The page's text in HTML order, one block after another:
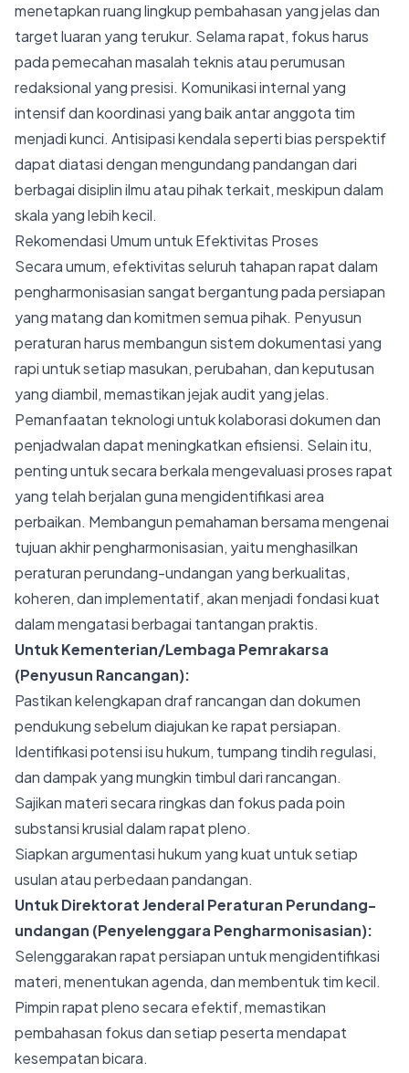
menetapkan ruang lingkup pembahasan yang jelas dan
target luaran yang terukur. Selama rapat, fokus harus
pada pemecahan masalah teknis atau perumusan
redaksional yang presisi. Komunikasi internal yang
intensif dan koordinasi yang baik antar anggota tim
menjadi kunci. Antisipasi kendala seperti bias perspektif
dapat diatasi dengan mengundang pandangan dari
berbagai disiplin ilmu atau pihak terkait, meskipun dalam
skala yang lebih kecil.
Rekomendasi Umum untuk Efektivitas Proses
Secara umum, efektivitas seluruh tahapan rapat dalam
pengharmonisasian sangat bergantung pada persiapan
yang matang dan komitmen semua pihak. Penyusun
peraturan harus membangun sistem dokumentasi yang
rapi untuk setiap masukan, perubahan, dan keputusan
yang diambil, memastikan jejak audit yang jelas.
Pemanfaatan teknologi untuk kolaborasi dokumen dan
penjadwalan dapat meningkatkan efisiensi. Selain itu,
penting untuk secara berkala mengevaluasi proses rapat
yang telah berjalan guna mengidentifikasi area
perbaikan. Membangun pemahaman bersama mengenai
tujuan akhir pengharmonisasian, yaitu menghasilkan
peraturan perundang-undangan yang berkualitas,
koheren, dan implementatif, akan menjadi fondasi kuat
dalam mengatasi berbagai tantangan praktis.
Untuk Kementerian/Lembaga Pemrakarsa
(Penyusun Rancangan):
Pastikan kelengkapan draf rancangan dan dokumen
pendukung sebelum diajukan ke rapat persiapan.
Identifikasi potensi isu hukum, tumpang tindih regulasi,
dan dampak yang mungkin timbul dari rancangan.
Sajikan materi secara ringkas dan fokus pada poin
substansi krusial dalam rapat pleno.
Siapkan argumentasi hukum yang kuat untuk setiap
usulan atau perbedaan pandangan.
Untuk Direktorat Jenderal Peraturan Perundang-
undangan (Penyelenggara Pengharmonisasian):
Selenggarakan rapat persiapan untuk mengidentifikasi
materi, menentukan agenda, dan membentuk tim kecil.
Pimpin rapat pleno secara efektif, memastikan
pembahasan fokus dan setiap peserta mendapat
kesempatan bicara.